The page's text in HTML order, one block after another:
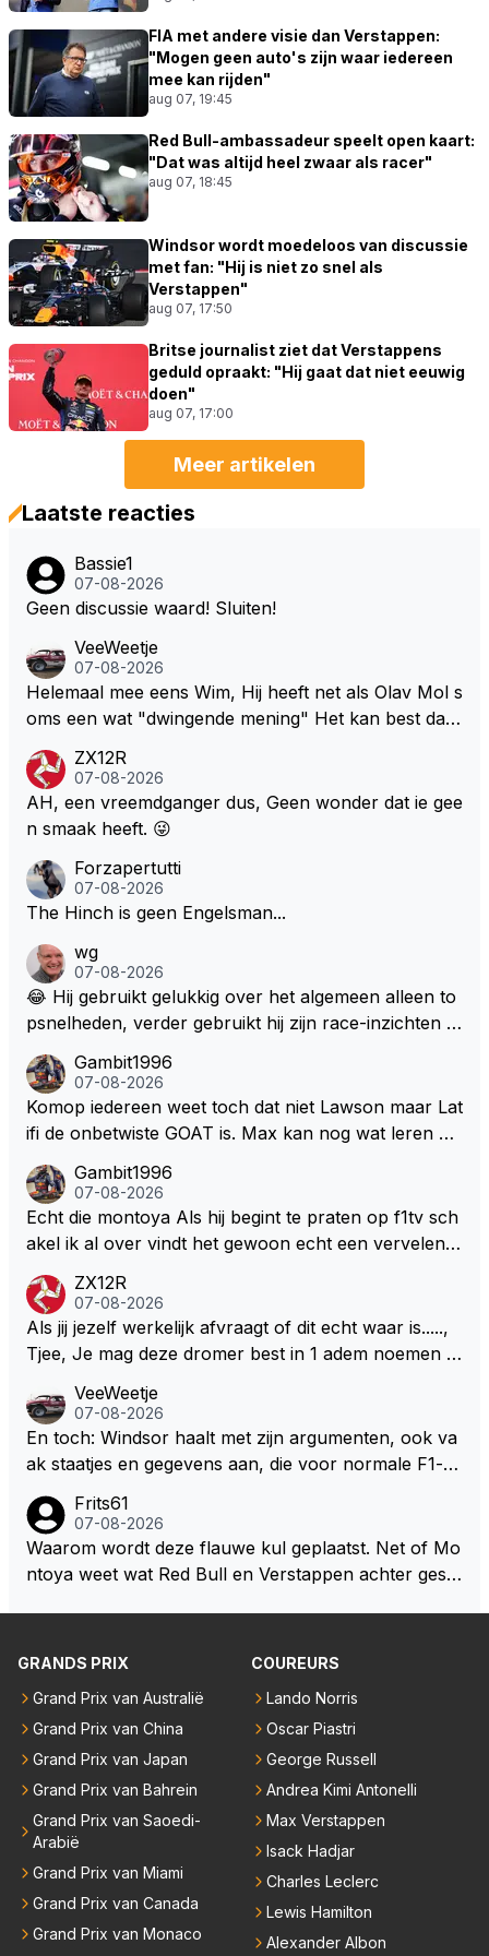
FIA met andere visie dan Verstappen:
"Mogen geen auto's zijn waar iedereen
mee kan rijden"
aug 07, 19:45
Red Bull-ambassadeur speelt open kaart:
"Dat was altijd heel zwaar als racer"
aug 07, 18:45
Windsor wordt moedeloos van discussie
met fan: "Hij is niet zo snel als
Verstappen"
aug 07, 17:50
Britse journalist ziet dat Verstappens
geduld opraakt: "Hij gaat dat niet eeuwig
doen"
aug 07, 17:00
Meer artikelen
Laatste reacties
Bassie1
07-08-2026
Geen discussie waard! Sluiten!
VeeWeetje
07-08-2026
Helemaal mee eens Wim, Hij heeft net als Olav Mol s
oms een wat "dwingende mening" Het kan best dat
l bij Windsor op te roepen. Maar in een tijd zonder r
aces zijn dit leuke berichtjes
ZX12R
07-08-2026
AH, een vreemdganger dus, Geen wonder dat ie gee
n smaak heeft. 😜
Forzapertutti
07-08-2026
The Hinch is geen Engelsman...
wg
07-08-2026
😂 Hij gebruikt gelukkig over het algemeen alleen to
psnelheden, verder gebruikt hij zijn race-inzichten q
een bocht zegt helemaal niets, dus wat dat betreft h
eeft hij sowieso gelijk 😂.
Gambit1996
07-08-2026
Komop iedereen weet toch dat niet Lawson maar Lat
ifi de onbetwiste GOAT is. Max kan nog wat leren va
milton, hahahaha. Latifi pakt ze allemaal met de oge
n dicht met als onbetwiste nummer 2 of GOATINES
S Lawson natuurlijk 😂😂😂😂😂
Gambit1996
07-08-2026
Echt die montoya Als hij begint te praten op f1tv sch
akel ik al over vindt het gewoon echt een vervelend
weet 🤮🤮
ZX12R
07-08-2026
Als jij jezelf werkelijk afvraagt of dit echt waar is.....,
Tjee, Je mag deze dromer best in 1 adem noemen m
aar voordragen uit eigen geest. Kan mij voorstellen d
at je het leuk vindt sprookjes te luisteren maar heb jij
jezelf dan ook wel eens afgevraagd of de dappere b
ze wolff gesneden heeft?
VeeWeetje
07-08-2026
En toch: Windsor haalt met zijn argumenten, ook va
ak staatjes en gegevens aan, die voor normale F1-fa
okies made of your own dough" 🤣
Frits61
07-08-2026
Waarom wordt deze flauwe kul geplaatst. Net of Mo
ntoya weet wat Red Bull en Verstappen achter geslo
GRANDS PRIX
Grand Prix van Australië
Grand Prix van China
Grand Prix van Japan
Grand Prix van Bahrein
Grand Prix van Saoedi-
Arabië
Grand Prix van Miami
Grand Prix van Canada
Grand Prix van Monaco
COUREURS
Lando Norris
Oscar Piastri
George Russell
Andrea Kimi Antonelli
Max Verstappen
Isack Hadjar
Charles Leclerc
Lewis Hamilton
Alexander Albon